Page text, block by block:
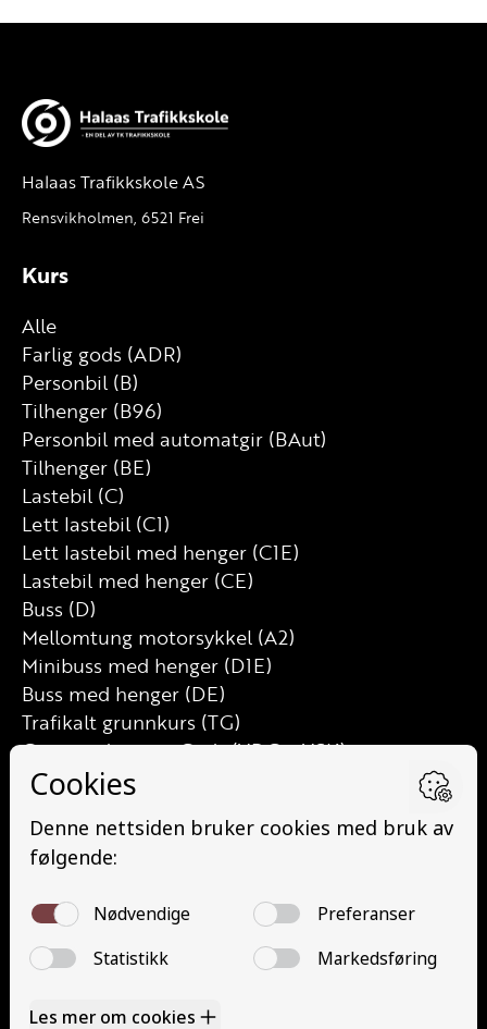
Halaas Trafikkskole AS
Rensvikholmen, 6521 Frei
Kurs
Alle
Farlig gods (ADR)
Personbil (B)
Tilhenger (B96)
Personbil med automatgir (BAut)
Tilhenger (BE)
Lastebil (C)
Lett lastebil (C1)
Lett lastebil med henger (C1E)
Lastebil med henger (CE)
Buss (D)
Mellomtung motorsykkel (A2)
Minibuss med henger (D1E)
Buss med henger (DE)
Trafikalt grunnkurs (TG)
Grunnutdanning Gods (YDG – YSK)
Grunnutdanning Person (YDP – YSK)
YSK Gods etterutdanning (EYDG)
Nettbasert teorikurs (Teorikurs)
Løfteredskap G11 (Løfteredskap G11)
Lastebilkran (G8) (Lastebilkran (G8))
Motorsykkel (A)